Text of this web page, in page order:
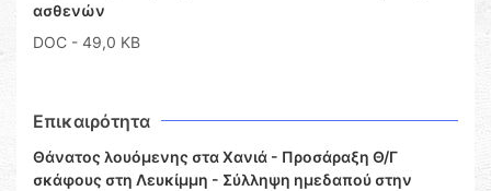
ασθενών
DOC - 49,0 KB
Επικαιρότητα
Θάνατος λουόμενης στα Χανιά - Προσάραξη Θ/Γ
σκάφους στη Λευκίμμη - Σύλληψη ημεδαπού στην